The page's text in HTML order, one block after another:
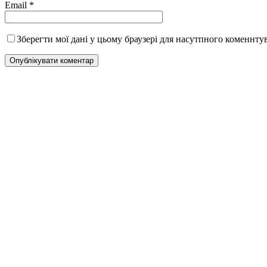
Email *
Зберегти мої дані у цьому браузері для насутпного